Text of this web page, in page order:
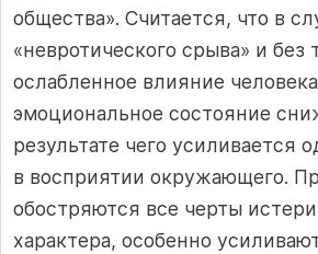
общества». Считается, что в
«невротического срыва» и без
ослабленное влияние
эмоциональное состояние
результате чего усиливается
в восприятии окружающего.
обостряются все черты
характера, особенно